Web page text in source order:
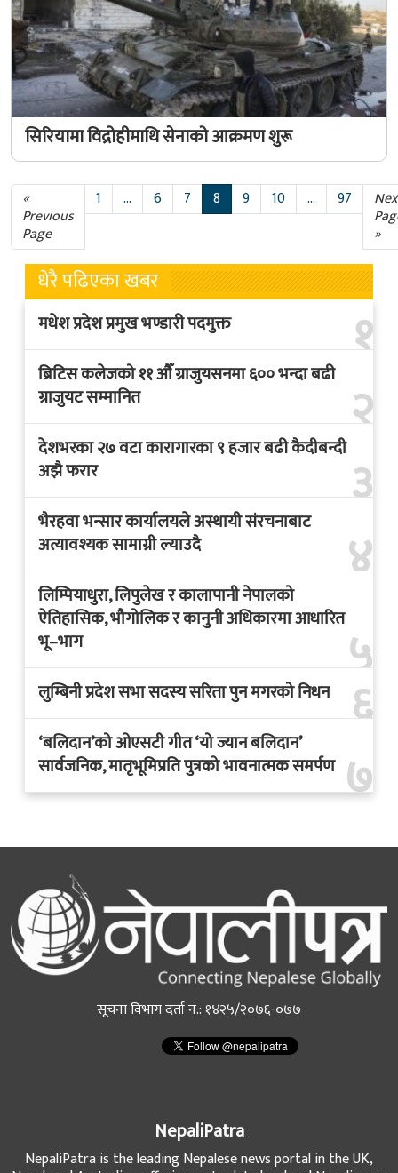
सिरियामा विद्रोहीमाथि सेनाको आक्रमण शुरू
«
Previous
Page
1 … 6 7 8 9 10 ... 97
»
धेरै पढिएका खबर
१
मधेश प्रदेश प्रमुख भण्डारी पदमुक्त
२
ब्रिटिस कलेजको ११ औँ ग्राजुयसनमा ६०० भन्दा बढी
ग्राजुयट सम्मानित
३
देशभरका २७ वटा कारागारका ९ हजार बढी कैदीबन्दी
अझै फरार
४
भैरहवा भन्सार कार्यालयले अस्थायी संरचनाबाट
अत्यावश्यक सामाग्री ल्याउदै
५
लिम्पियाधुरा, लिपुलेख र कालापानी नेपालको
ऐतिहासिक, भौगोलिक र कानुनी अधिकारमा आधारित
भू–भाग
६
लुम्बिनी प्रदेश सभा सदस्य सरिता पुन मगरको निधन
७
‘बलिदान’को ओएसटी गीत ‘यो ज्यान बलिदान’
सार्वजनिक, मातृभूमिप्रति पुत्रको भावनात्मक समर्पण
सूचना विभाग दर्ता नं.: १४२५/२०७६-०७७
NepaliPatra
NepaliPatra is the leading Nepalese news portal in the UK,